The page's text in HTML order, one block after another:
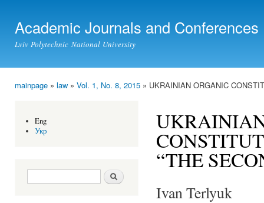
Academic Journals and Conferences
Lviv Polytechnic National University
mainpage » law » Vol. 1, No. 8, 2015 » UKRAINIAN ORGANIC
Eng
Укр
Search form Search
“THE
Ivan Terlyuk